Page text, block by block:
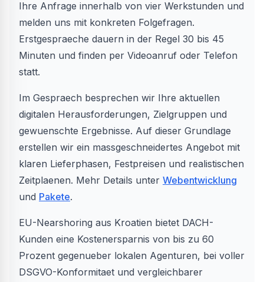
Ihre Anfrage innerhalb von vier Werkstunden und
melden uns mit konkreten Folgefragen.
Erstgespraeche dauern in der Regel 30 bis 45
Minuten und finden per Videoanruf oder Telefon
statt.
Im Gespraech besprechen wir Ihre aktuellen
digitalen Herausforderungen, Zielgruppen und
gewuenschte Ergebnisse. Auf dieser Grundlage
erstellen wir ein massgeschneidertes Angebot mit
klaren Lieferphasen, Festpreisen und realistischen
Zeitplaenen. Mehr Details unter Webentwicklung
und Pakete.
EU-Nearshoring aus Kroatien bietet DACH-
Kunden eine Kostenersparnis von bis zu 60
Prozent gegenueber lokalen Agenturen, bei voller
DSGVO-Konformitaet und vergleichbarer